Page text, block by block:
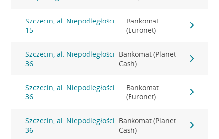
Szczecin, al. Niepodległości
15
Bankomat
(Euronet)
Szczecin, al. Niepodległości
36
Bankomat (Planet
Cash)
Szczecin, al. Niepodległości
36
Bankomat
(Euronet)
Szczecin, al. Niepodległości
36
Bankomat (Planet
Cash)